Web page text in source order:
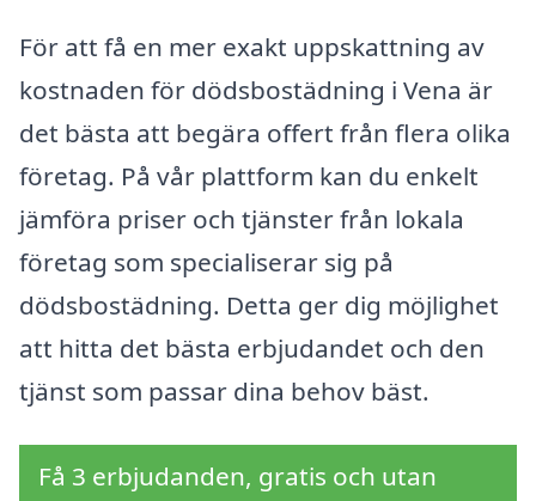
För att få en mer exakt uppskattning av
kostnaden för dödsbostädning i Vena är
det bästa att begära offert från flera olika
företag. På vår plattform kan du enkelt
jämföra priser och tjänster från lokala
företag som specialiserar sig på
dödsbostädning. Detta ger dig möjlighet
att hitta det bästa erbjudandet och den
tjänst som passar dina behov bäst.
Få 3 erbjudanden, gratis och utan